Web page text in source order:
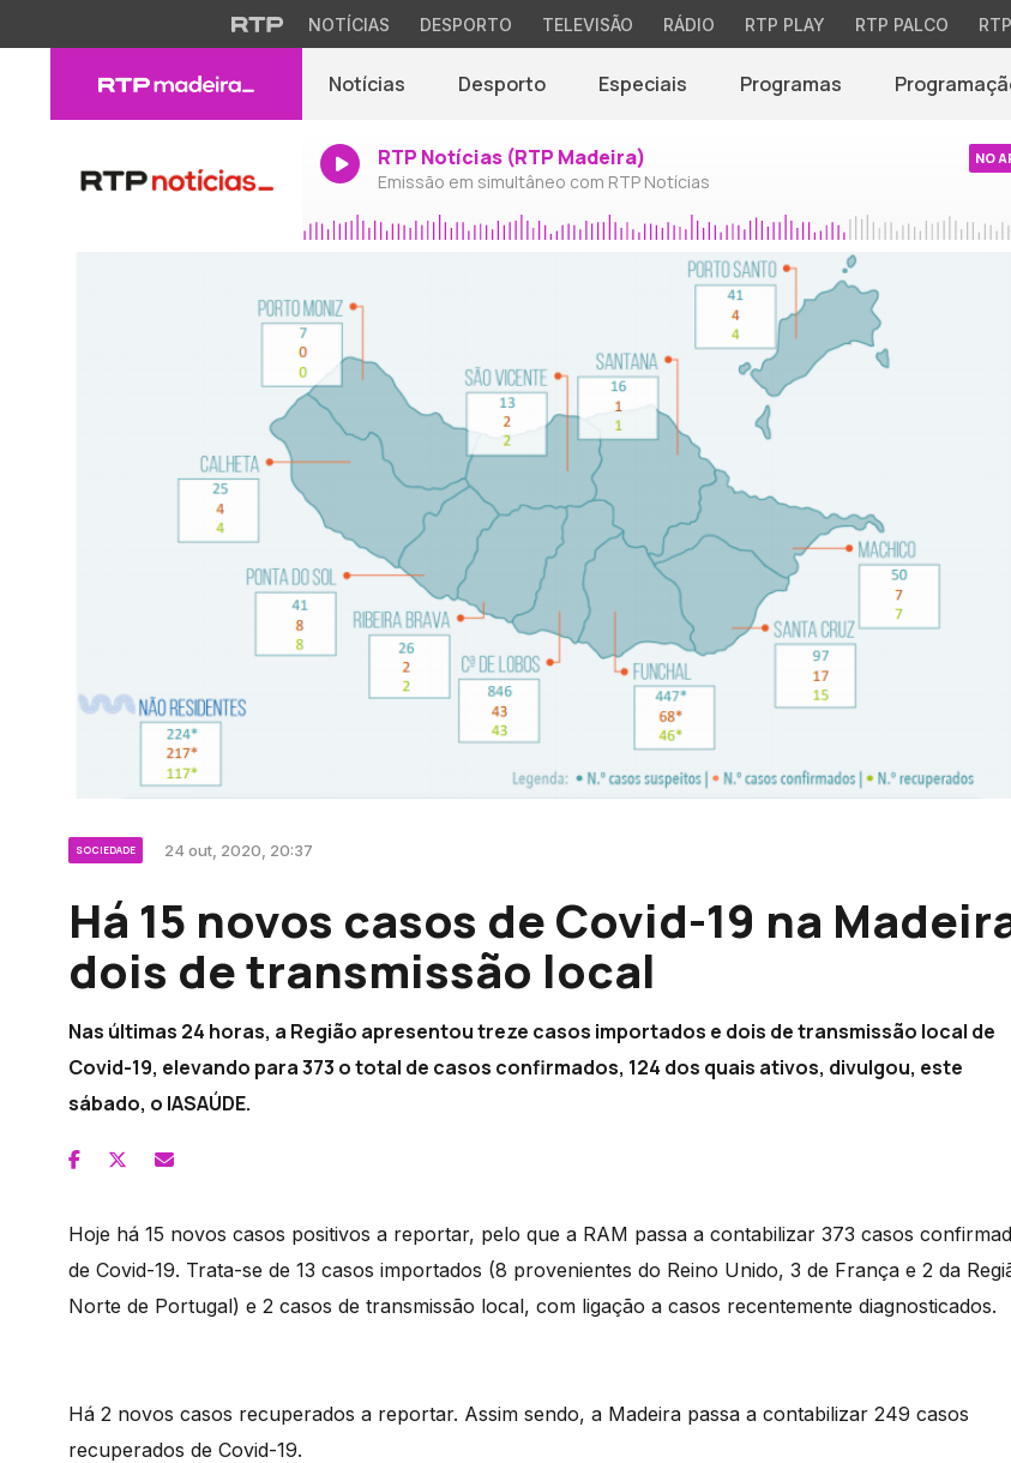
NOTÍCIAS DESPORTO TELEVISÃO RÁDIO RTP PLAY RTP PALCO
Notícias Desporto Especiais Programas
RTP Notícias (RTP Madeira)
Emissão em simultâneo com RTP Notícias
NO
SOCIEDADE 24 out, 2020, 20:37
Há 15 novos casos de Covid-19 na
dois de transmissão local
Nas últimas 24 horas, a Região apresentou treze casos importados e dois de transmissão local de
Covid-19, elevando para 373 o total de casos confirmados, 124 dos quais ativos, divulgou, este
sábado, o IASAÚDE.
Hoje há 15 novos casos positivos a reportar, pelo que a RAM passa a contabilizar 373 casos
de Covid-19. Trata-se de 13 casos importados (8 provenientes do Reino Unido, 3 de França e 2 da
Norte de Portugal) e 2 casos de transmissão local, com ligação a casos recentemente diagnosticados.
Há 2 novos casos recuperados a reportar. Assim sendo, a Madeira passa a contabilizar 249 casos
recuperados de Covid-19.